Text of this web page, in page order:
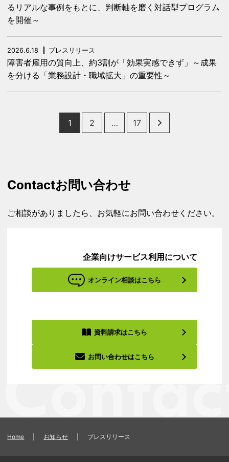
るリアルな事例をもとに、判断軸を磨く対話型プログラム
を開催～
2026.6.18 プレスリリース
障害者雇用の質向上、約3割が「効果実感できず」～成果
を分ける「業務設計・職域拡大」の重要性～
1 2 … 17
Contactお問い合わせ
ご相談がありましたら、お気軽にお問い合わせください。
企業向けサービス利用について
オンライン相談はこちら
資料請求はこちら
お問い合わせはこちら
Home お知らせ プレスリリース